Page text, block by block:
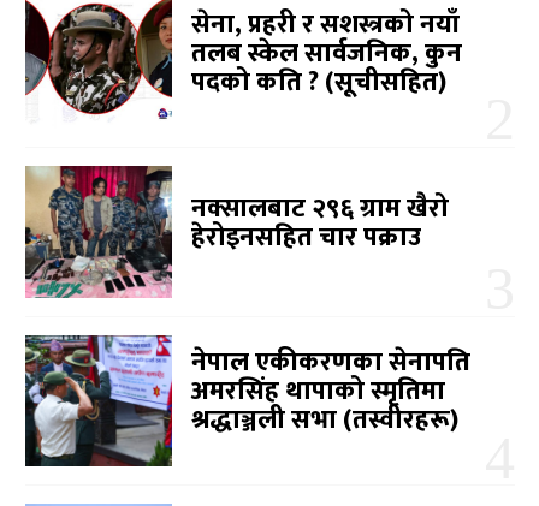
सेना, प्रहरी र सशस्त्रको नयाँ
तलब स्केल सार्वजनिक, कुन
पदको कति ? (सूचीसहित)
नक्सालबाट २९६ ग्राम खैरो
हेरोइनसहित चार पक्राउ
नेपाल एकीकरणका सेनापति
अमरसिंह थापाको स्मृतिमा
श्रद्धाञ्जली सभा (तस्वीरहरू)